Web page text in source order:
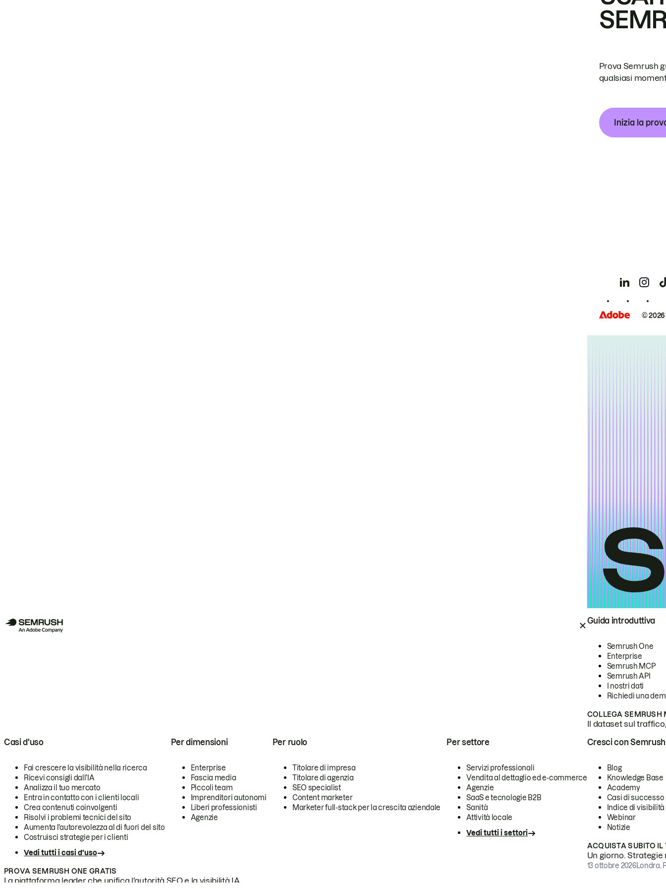
Guida introduttiva
Semrush One
Enterprise
Semrush MCP
Semrush API
I nostri dati
Richiedi una
COLLEGA SEMRUSH
Il dataset sul
Casi d'uso
Fai crescere la visibilità nella ricerca
Ricevi consigli dall'IA
Analizza il tuo mercato
Entra in contatto con i clienti locali
Crea contenuti coinvolgenti
Risolvi i problemi tecnici del sito
Aumenta l'autorevolezza al di fuori del sito
Costruisci strategie per i clienti
Vedi tutti i casi d'uso
Per dimensioni
Enterprise
Fascia media
Piccoli team
Imprenditori autonomi
Liberi professionisti
Agenzie
Per ruolo
Titolare di impresa
Titolare di agenzia
SEO specialist
Content marketer
Marketer full-stack per la crescita aziendale
Per settore
Servizi professionali
Vendita al dettaglio ed e-commerce
Agenzie
SaaS e tecnologie B2B
Sanità
Attività locale
Vedi tutti i settori
PROVA SEMRUSH ONE GRATIS
La piattaforma leader che unifica l'autorità SEO e la visibilità IA.
Cresci con Semrush
Blog
Knowledge Base
Academy
Casi di successo
Indice di visibilità
Webinar
Notizie
ACQUISTA SUBITO IL
Un giorno.
13 ottobre 2026Londra,
Prova Semrush
qualsiasi
Inizia la
©